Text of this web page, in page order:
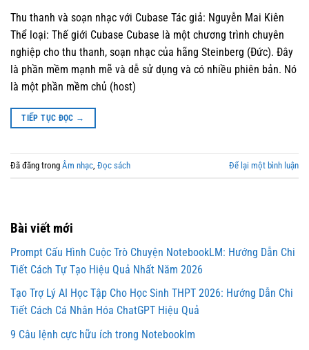
Bài viết mới
Prompt Cấu Hình Cuộc Trò Chuyện NotebookLM: Hướng Dẫn Chi
Tiết Cách Tự Tạo Hiệu Quả Nhất Năm 2026
Tạo Trợ Lý AI Học Tập Cho Học Sinh THPT 2026: Hướng Dẫn Chi
Tiết Cách Cá Nhân Hóa ChatGPT Hiệu Quả
9 Câu lệnh cực hữu ích trong Notebooklm
Thu thanh và soạn nhạc với Cubase Tác giả: Nguyễn Mai Kiên
Thể loại: Thế giới Cubase Cubase là một chương trình chuyên
nghiệp cho thu thanh, soạn nhạc của hãng Steinberg (Đức). Đây
là phần mềm mạnh mẽ và dễ sử dụng và có nhiều phiên bản. Nó
là một phần mềm chủ (host)
TIẾP TỤC ĐỌC →
Đã đăng trong Âm nhạc Đọc sách Để lại một bình luận